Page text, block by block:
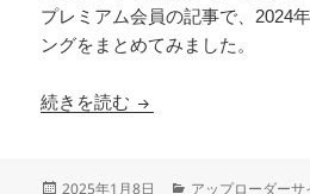
プレミアム会員の記事で、2024
ングをまとめてみました。
続きを読む 海外アップローダー
投
2025年1月8日 カ
アップローダーサ